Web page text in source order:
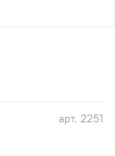
арт. 2251